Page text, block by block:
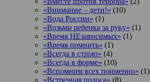
«Внимание – дети!» (10)
«Вода России» (1)
«Возьми ребенка за руку» (1)
«Время НЕзависимых» (1)
«Время помнить» (1)
«Всегда в строю» (4)
«Всегда в форме» (10)
«Вспомним всех поименно» (1)
«Встречная полоса» (8)